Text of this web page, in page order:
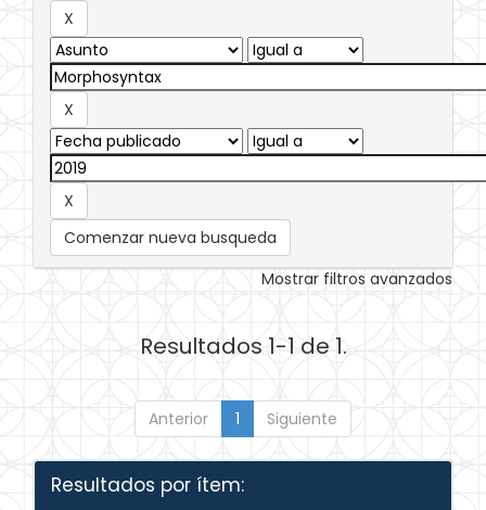
Comenzar nueva busqueda
Mostrar filtros avanzados
Resultados 1-1 de 1.
Anterior 1 Siguiente
Resultados por ítem: